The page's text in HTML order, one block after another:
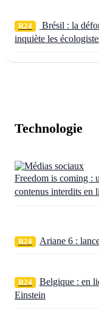
R24
Brésil : la
inquiète les
Technologie
Freedom is coming :
contenus interdits en
R24 Ariane 6 :
R24
Belgique : en
Einstein